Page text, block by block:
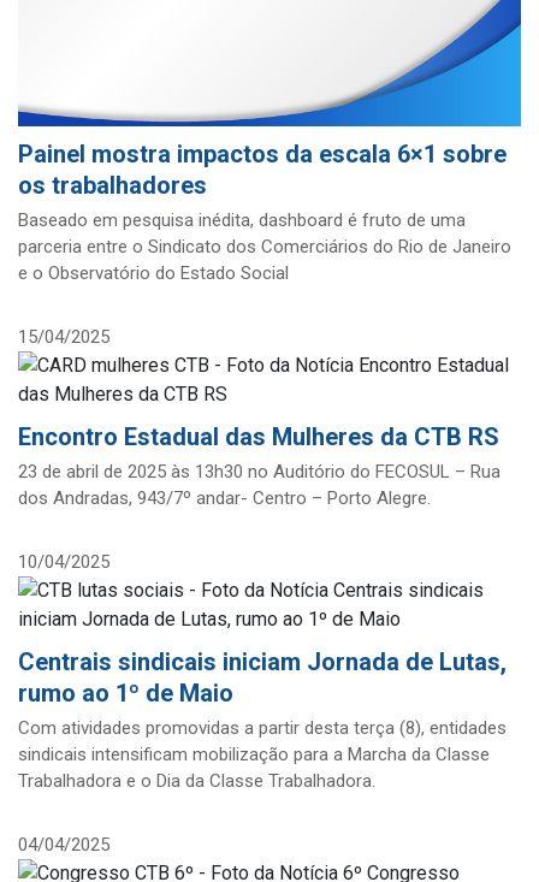
Painel mostra impactos da escala 6×1 sobre
os trabalhadores
Baseado em pesquisa inédita, dashboard é fruto de uma
parceria entre o Sindicato dos Comerciários do Rio de Janeiro
e o Observatório do Estado Social
15/04/2025
Encontro Estadual das Mulheres da CTB RS
23 de abril de 2025 às 13h30 no Auditório do FECOSUL – Rua
dos Andradas, 943/7º andar- Centro – Porto Alegre.
10/04/2025
Centrais sindicais iniciam Jornada de Lutas,
rumo ao 1º de Maio
Com atividades promovidas a partir desta terça (8), entidades
sindicais intensificam mobilização para a Marcha da Classe
Trabalhadora e o Dia da Classe Trabalhadora.
04/04/2025